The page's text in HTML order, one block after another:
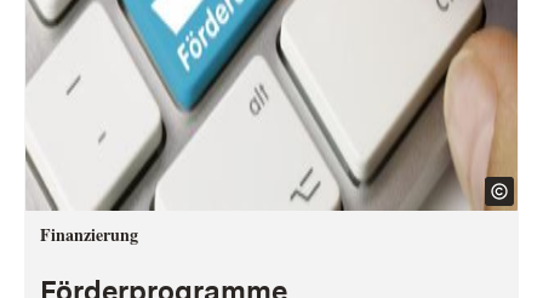
Finanzierung